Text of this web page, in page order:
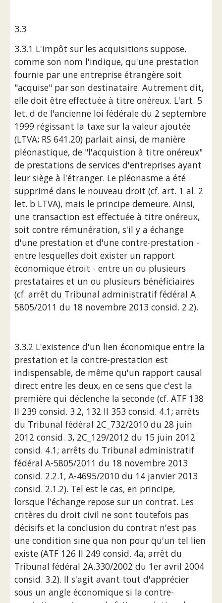
3.3
3.3.1 L'impôt sur les acquisitions suppose,
comme son nom l'indique, qu'une prestation
fournie par une entreprise étrangère soit
"acquise" par son destinataire. Autrement dit,
elle doit être effectuée à titre onéreux. L'art. 5
let. d de l'ancienne loi fédérale du 2 septembre
1999 régissant la taxe sur la valeur ajoutée
(LTVA; RS 641.20) parlait ainsi, de manière
pléonastique, de "l'acquistion à titre onéreux"
de prestations de services d'entreprises ayant
leur siège à l'étranger. Le pléonasme a été
supprimé dans le nouveau droit (cf. art. 1 al. 2
let. b LTVA), mais le principe demeure. Ainsi,
une transaction est effectuée à titre onéreux,
soit contre rémunération, s'il y a échange
d'une prestation et d'une contre-prestation -
entre lesquelles doit exister un rapport
économique étroit - entre un ou plusieurs
prestataires et un ou plusieurs bénéficiaires
(cf. arrêt du Tribunal administratif fédéral A
5805/2011 du 18 novembre 2013 consid. 2.2).
3.3.2 L'existence d'un lien économique entre la
prestation et la contre-prestation est
indispensable, de même qu'un rapport causal
direct entre les deux, en ce sens que c'est la
première qui déclenche la seconde (cf. ATF 138
II 239 consid. 3.2, 132 II 353 consid. 4.1; arrêts
du Tribunal fédéral 2C_732/2010 du 28 juin
2012 consid. 3, 2C_129/2012 du 15 juin 2012
consid. 4.1; arrêts du Tribunal administratif
fédéral A-5805/2011 du 18 novembre 2013
consid. 2.2.1, A-4695/2010 du 14 janvier 2013
consid. 2.1.2). Tel est le cas, en principe,
lorsque l'échange repose sur un contrat. Les
critères du droit civil ne sont toutefois pas
décisifs et la conclusion du contrat n'est pas
une condition sine qua non pour qu'un tel lien
existe (ATF 126 II 249 consid. 4a; arrêt du
Tribunal fédéral 2A.330/2002 du 1er avril 2004
consid. 3.2). Il s'agit avant tout d'apprécier
sous un angle économique si la contre-